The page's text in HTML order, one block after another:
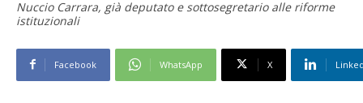
Nuccio Carrara, già deputato e sottosegretario alle riforme
istituzionali
Facebook WhatsApp X